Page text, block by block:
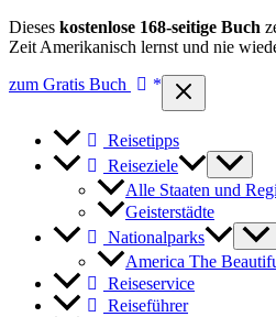
Dieses kostenlose 168-seitige Buch
Zeit Amerikanisch lernst und nie
zum Gratis Buch
Reisetipps
Reiseziele
Alle Staaten und
Geisterstädte
Nationalparks
America The
Reiseservice
Reiseführer